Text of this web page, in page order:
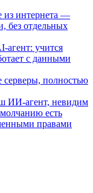
из интернета —
без отдельных
учится
с данными
полностью
ИИ-агент, невидим
есть
правами